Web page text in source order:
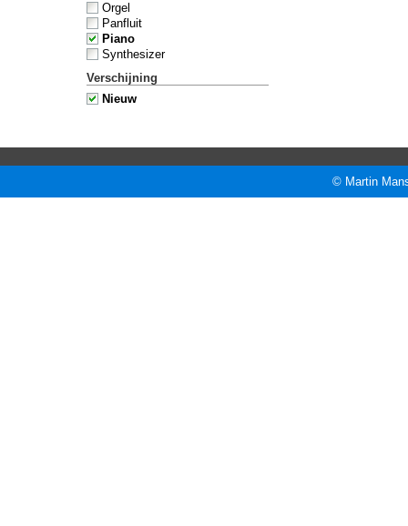
Orgel
Panfluit
Piano
Synthesizer
Verschijning
Nieuw
© Martin